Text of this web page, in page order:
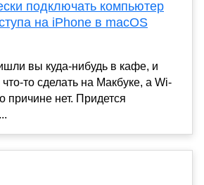
подключать компьютер
на iPhone в macOS
вы куда-нибудь в кафе, и
то сделать на Макбуке, а Wi-
причине нет. Придется